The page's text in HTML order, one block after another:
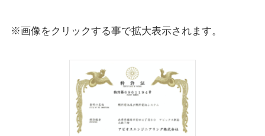
※画像をクリックする事で拡大表示されます。